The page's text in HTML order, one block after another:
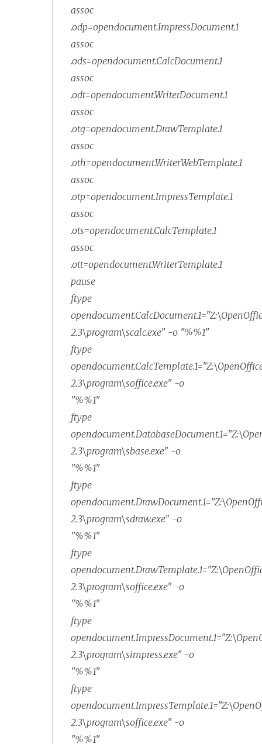
assoc
.odp=opendocument.ImpressDocument.1
assoc
.ods=opendocument.CalcDocument.1
assoc
.odt=opendocument.WriterDocument.1
assoc
.otg=opendocument.DrawTemplate.1
assoc
.oth=opendocument.WriterWebTemplate.1
assoc
.otp=opendocument.ImpressTemplate.1
assoc
.ots=opendocument.CalcTemplate.1
assoc
.ott=opendocument.WriterTemplate.1
pause
ftype
2.3\program\scalc.exe" -o "%%1"
ftype
2.3\program\soffice.exe" -o
"%%1"
ftype
2.3\program\sbase.exe" -o
"%%1"
ftype
2.3\program\sdraw.exe" -o
"%%1"
ftype
2.3\program\soffice.exe" -o
"%%1"
ftype
2.3\program\simpress.exe" -o
"%%1"
ftype
2.3\program\soffice.exe" -o
"%%1"